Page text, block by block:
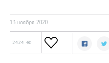
13 ноября 2020
2424